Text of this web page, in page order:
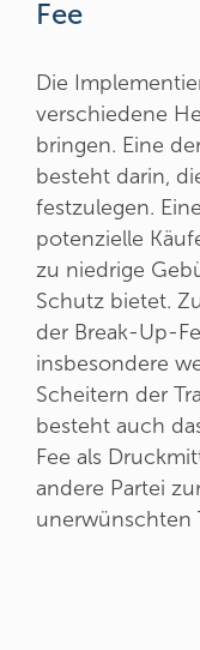
Fee
Die
verschiedene
bringen. Eine
besteht darin,
festzulegen.
potenzielle
zu niedrige
Schutz bietet.
der Break-Up-
insbesondere
Scheitern der
besteht auch
Fee als
andere Partei
unerwünschten